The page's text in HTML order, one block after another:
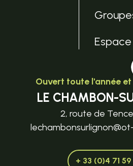
Espace
Ouvert toute l'année
LE CHAMBON-
2, route de
+ 33 (0)4 71 59